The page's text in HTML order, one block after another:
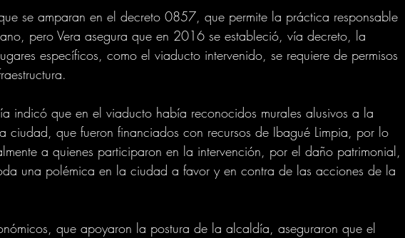
se amparan en el decreto 0857, que permite la práctica responsable
pero Vera asegura que en 2016 se estableció, vía decreto, la
específicos, como el viaducto intervenido, se requiere de permisos
indicó que en el viaducto había reconocidos murales alusivos a la
ciudad, que fueron financiados con recursos de Ibagué Limpia, por lo
a quienes participaron en la intervención, por el daño patrimonial,
una polémica en la ciudad a favor y en contra de las acciones de la
que apoyaron la postura de la alcaldía, aseguraron que el